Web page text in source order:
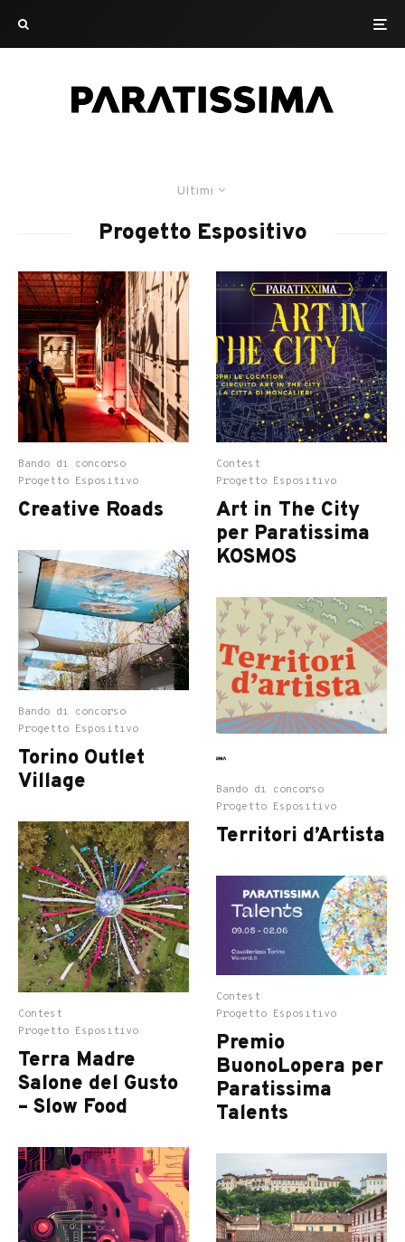
Ultimi
Progetto Espositivo
Bando di concorso
Progetto Espositivo
Creative Roads
Bando di concorso
Progetto Espositivo
Torino Outlet
Village
Contest
Progetto Espositivo
Terra Madre
Salone del Gusto
– Slow Food
Contest
Progetto Espositivo
Art in The City
per Paratissima
KOSMOS
Bando di concorso
Progetto Espositivo
Territori d’Artista
Contest
Progetto Espositivo
Premio
BuonoLopera per
Paratissima
Talents